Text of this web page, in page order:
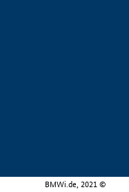
BMWi.de, 2021 ©